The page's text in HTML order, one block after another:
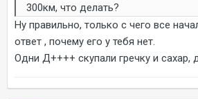
300км, что делать?
Ну правильно, только с чего все
ответ , почему его у тебя нет.
Одни Д++++ скупали гречку и сахар,